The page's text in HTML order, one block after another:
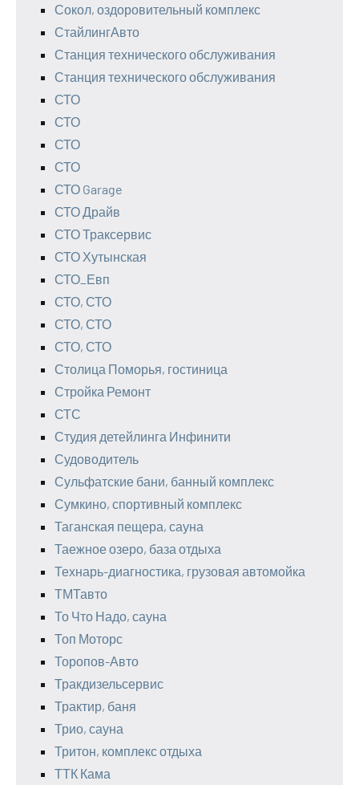
Сокол, оздоровительный комплекс
СтайлингАвто
Станция технического обслуживания
Станция технического обслуживания
СТО
СТО
СТО
СТО
СТО Garage
СТО Драйв
СТО Траксервис
СТО Хутынская
СТО_Евп
СТО, СТО
СТО, СТО
СТО, СТО
Столица Поморья, гостиница
Стройка Ремонт
СТС
Студия детейлинга Инфинити
Судоводитель
Сульфатские бани, банный комплекс
Сумкино, спортивный комплекс
Таганская пещера, сауна
Таежное озеро, база отдыха
Технарь-диагностика, грузовая автомойка
ТМТавто
То Что Надо, сауна
Топ Моторс
Торопов-Авто
Тракдизельсервис
Трактир, баня
Трио, сауна
Тритон, комплекс отдыха
ТТК Кама